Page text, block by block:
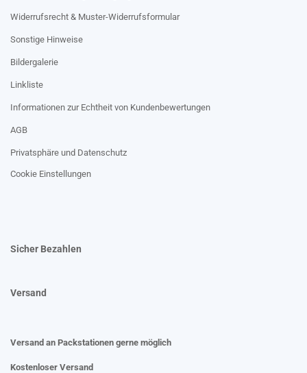
Widerrufsrecht & Muster-Widerrufsformular
Sonstige Hinweise
Bildergalerie
Linkliste
Informationen zur Echtheit von Kundenbewertungen
AGB
Privatsphäre und Datenschutz
Cookie Einstellungen
Sicher Bezahlen
Versand
Versand an Packstationen gerne möglich
Kostenloser Versand